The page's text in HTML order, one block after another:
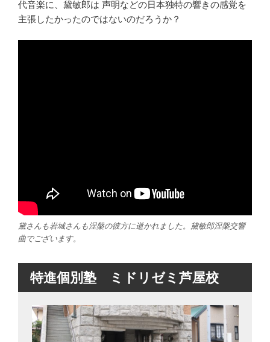
代音楽に、黛敏郎は 声明などの日本独特の響きの感覚を
主張したかったのではないのだろうか？
黛さんも岩城さんも涅槃の彼方に逝かれました。黛敏郎涅槃交響
曲でございます。
特進個別塾 ミドリゼミ芦屋校